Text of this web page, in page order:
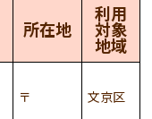
所在地
利用
対象
地域
文京区